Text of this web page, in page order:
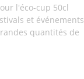
l'éco-cup 50cl
et événements
quantités de